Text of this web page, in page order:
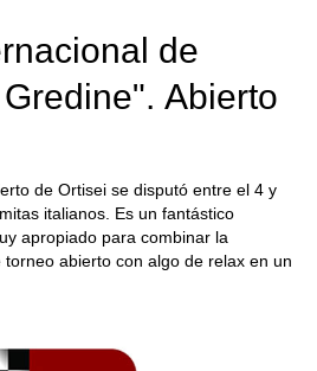
de
Abierto
de Ortisei se disputó entre el 4 y
italianos. Es un fantástico
apropiado para combinar la
abierto con algo de relax en un